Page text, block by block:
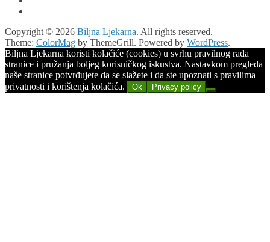
Copyright © 2026 Biljna Ljekarna. All rights reserved.
Theme: ColorMag by ThemeGrill. Powered by WordPress.
Biljna Ljekarna koristi kolačiće (cookies) u svrhu pravilnog rada
stranice i pružanja boljeg korisničkog iskustva. Nastavkom pregleda
naše stranice potvrđujete da se slažete i da ste upoznati s pravilima
privatnosti i korištenja kolačića.
Ok Privacy policy